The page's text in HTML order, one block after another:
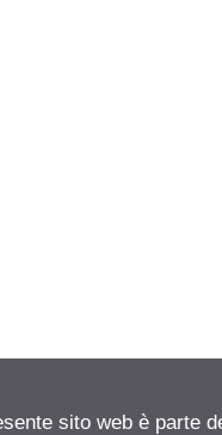
sito web è parte